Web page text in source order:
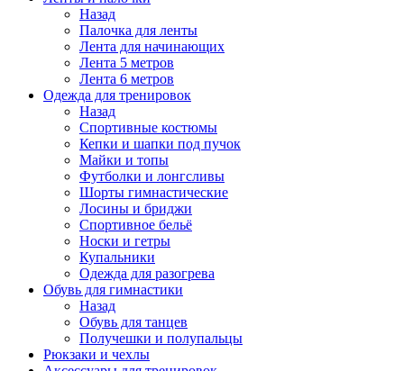
Назад
Палочка для ленты
Лента для начинающих
Лента 5 метров
Лента 6 метров
Одежда для тренировок
Назад
Спортивные костюмы
Кепки и шапки под пучок
Майки и топы
Футболки и лонгсливы
Шорты гимнастические
Лосины и бриджи
Спортивное бельё
Носки и гетры
Купальники
Одежда для разогрева
Обувь для гимнастики
Назад
Обувь для танцев
Получешки и полупальцы
Рюкзаки и чехлы